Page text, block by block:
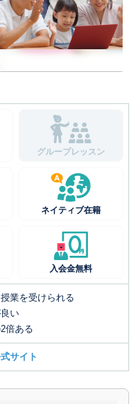
グループレッスン
ネイティブ在籍
入会金無料
業を受けられる
い
倍ある
サイト